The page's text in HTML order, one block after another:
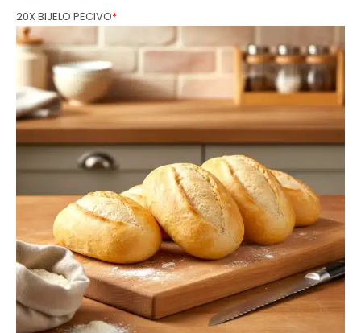
*
20X BIJELO PECIVO